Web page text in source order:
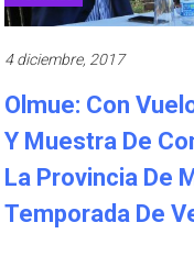
4 diciembre, 2017
Olmue: Con
Y Muestra De
La Provincia De
Temporada De